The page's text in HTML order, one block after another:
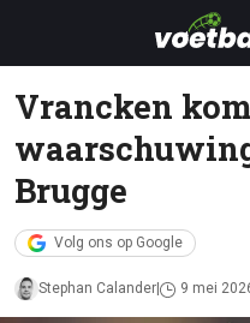
Vrancken
Brugge
Volg ons op Google
Stephan Calander 9 mei